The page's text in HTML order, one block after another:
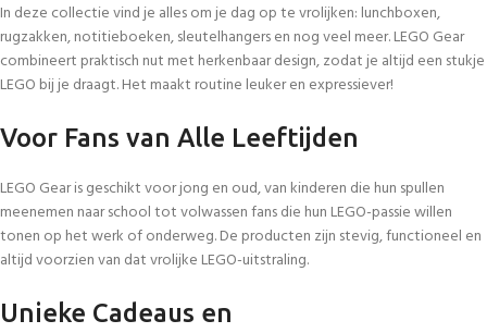
In deze collectie vind je alles om je dag op te vrolijken: lunchboxen,
rugzakken, notitieboeken, sleutelhangers en nog veel meer. LEGO Gear
combineert praktisch nut met herkenbaar design, zodat je altijd een stukje
LEGO bij je draagt. Het maakt routine leuker en expressiever!
Voor Fans van Alle Leeftijden
LEGO Gear is geschikt voor jong en oud, van kinderen die hun spullen
meenemen naar school tot volwassen fans die hun LEGO-passie willen
tonen op het werk of onderweg. De producten zijn stevig, functioneel en
altijd voorzien van dat vrolijke LEGO-uitstraling.
Unieke Cadeaus en